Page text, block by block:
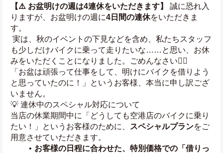
【⚠️ お盆明けの週は4連休をいただきます】
誠に恐れ入
りますが、お盆明けの週に4日間の連休をいただきま
す。
も少しだけバイクに乗って走りたいな……と思い、お休
みをいただくことになりました。ごめんなさい🙇‍♂️
「お盆は頑張って仕事をして、明けにバイクを借りよう
と思っていたのに！」というお客様、本当に申し訳ござ
いません。
💡 連休中のスペシャル対応について
当店の休業期間中に「どうしても空港店のバイクに乗り
たい！」というお客様のために、
スペシャルプランをご
用意させていただきます。
お客様の日程に合わせた、特別価格での「借りっ